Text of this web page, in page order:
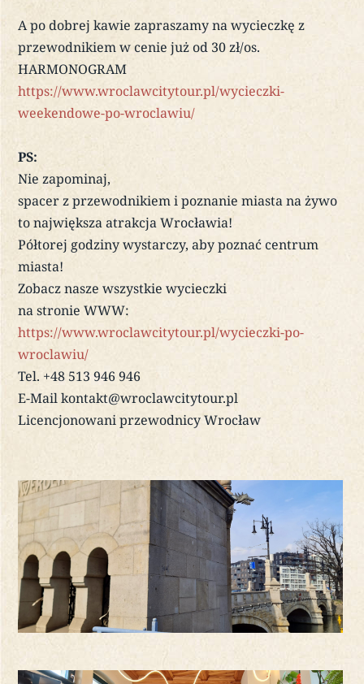
A po dobrej kawie zapraszamy na wycieczkę z
przewodnikiem w cenie już od 30 zł/os.
HARMONOGRAM
https://www.wroclawcitytour.pl/wycieczki-
weekendowe-po-wroclawiu/
PS:
Nie zapominaj,
spacer z przewodnikiem i poznanie miasta na żywo
to największa atrakcja Wrocławia!
Półtorej godziny wystarczy, aby poznać centrum
miasta!
Zobacz nasze wszystkie wycieczki
na stronie WWW:
https://www.wroclawcitytour.pl/wycieczki-po-
wroclawiu/
Tel. +48 513 946 946
E-Mail kontakt@wroclawcitytour.pl
Licencjonowani przewodnicy Wrocław